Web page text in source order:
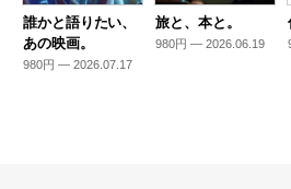
誰かと語りたい、
あの映画。
980円 — 2026.07.17
旅と、本と。
980円 — 2026.06.19